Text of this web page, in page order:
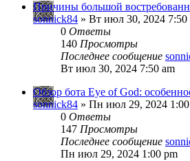
Причины большой
sonnick84 » Вт июл 30, 2024 7:50
0 Ответы
140 Просмотры
Последнее сообщение
Вт июл 30, 2024 7:50 am
Обзор бота Eye of God:
sonnick84 » Пн июл 29, 2024
0 Ответы
147 Просмотры
Последнее сообщение
Пн июл 29, 2024 1:00 pm